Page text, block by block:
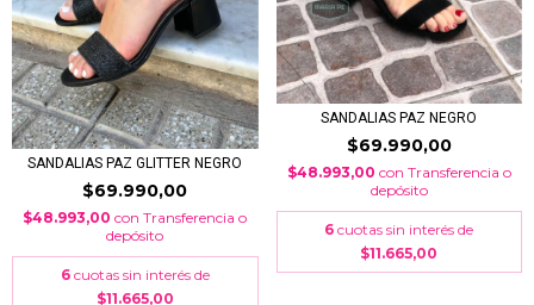
SANDALIAS PAZ GLITTER NEGRO
$69.990,00
$48.993,00con Transferencia o
depósito
6 cuotas sin interés de
$11.665,00
SANDALIAS PAZ NEGRO
$69.990,00
$48.993,00 con Transferencia o
depósito
6 cuotas sin interés de
$11.665,00